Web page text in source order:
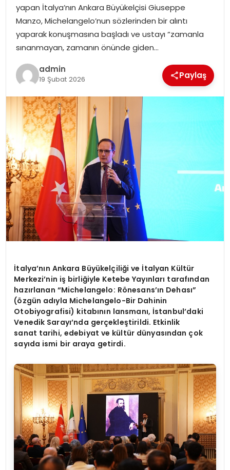
OTOMOBIL
yapan İtalya’nın Ankara Büyükelçisi Giuseppe
Manzo, Michelangelo’nun sözlerinden bir alıntı
yaparak konuşmasına başladı ve ustayı “zamanla
sınanmayan, zamanın önünde giden…
admin
19 Şubat 2026 Paylaş
İtalya’nın Ankara Büyükelçiliği ve İtalyan Kültür
Merkezi’nin iş birliğiyle Ketebe Yayınları tarafından
hazırlanan “Michelangelo: Rönesans’ın Dehası”
(özgün adıyla Michelangelo-Bir Dahinin
Otobiyografisi) kitabının lansmanı, İstanbul’daki
Venedik Sarayı’nda gerçekleştirildi. Etkinlik
sanat tarihi, edebiyat ve kültür dünyasından çok
sayıda ismi bir araya getirdi.